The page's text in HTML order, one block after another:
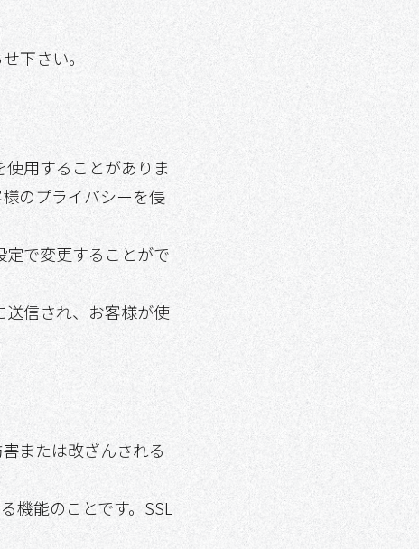
下さい。
用することがありま
のプライバシーを侵
で変更することがで
信され、お客様が使
または改ざんされる
機能のことです。SSL